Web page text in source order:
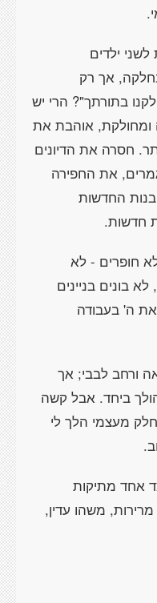
ילדים
אך רק
בתורתך"? הרי יש
ומחולקת, אוהבת את
חסרה את הדיונים
את החפירה
החדשות
חדשות.
חופרים - לא
בונים בניינים
את ה' בעבודה
ורחב לבבי; אך
ביחד. אבל קשה
מעצמי הלך לי
אחד מתיקות
משהו עדין,